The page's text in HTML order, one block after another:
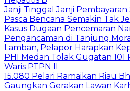
Janji Tinggal Janji
Pasca Bencana Semakin Tak
Kasus Dugaan Pencemaran
Pengancaman di Tanjung
Lamban, Pelapor Harapkan
PHI Medan Tolak Gugatan 101
Waris PTPN II
15.080 Pelari Ramaikan Riau
Gaungkan Gerakan Lawan